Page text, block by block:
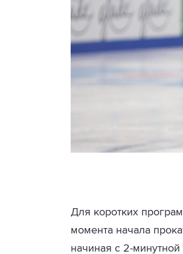
Для коротких
момента начала
начиная с 2-минутной